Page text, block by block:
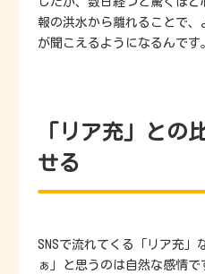
報の洪水から離れることで、
が聞こえるようになるんです
「リア充」との
せる
SNSで流れてくる「リア充」
ぁ」と思うのは自然な感情